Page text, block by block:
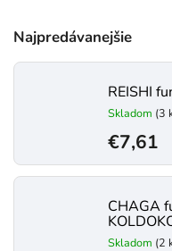
Najpredávanejšie
REISHI
Skladom (3
€7,61
CHAGA
Skladom (2